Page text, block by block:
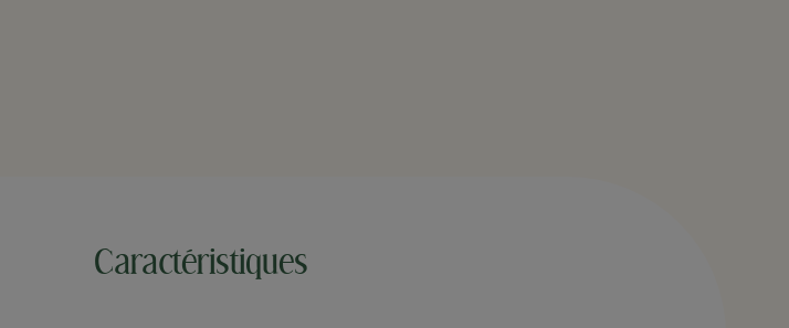
Caractéristiques